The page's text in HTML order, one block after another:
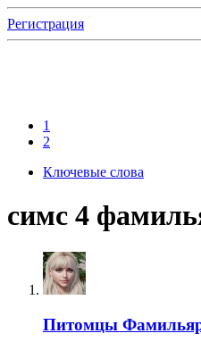
Регистрация
1
2
Ключевые слова
симс 4
Питомцы